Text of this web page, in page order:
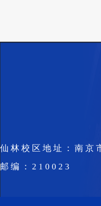
仙林校区地址：南京
邮编：210023